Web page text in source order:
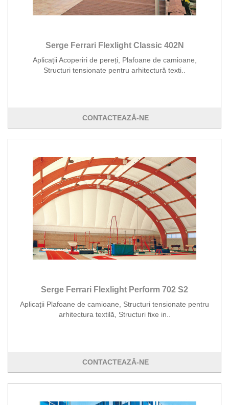
Serge Ferrari Flexlight Classic 402N
Aplicații Acoperiri de pereți, Plafoane de camioane,
Structuri tensionate pentru arhitectură texti..
CONTACTEAZĂ-NE
Serge Ferrari Flexlight Perform 702 S2
Aplicații Plafoane de camioane, Structuri tensionate pentru
arhitectura textilă, Structuri fixe in..
CONTACTEAZĂ-NE